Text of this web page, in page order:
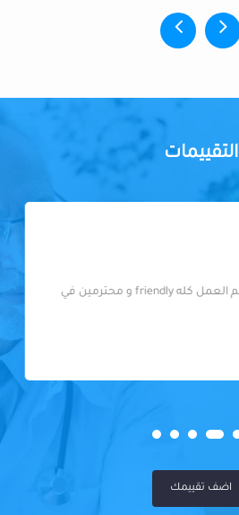
التقييمات
المكان جميل و طاقم العمل كله friendly و محترمين في
اضف تقييمك